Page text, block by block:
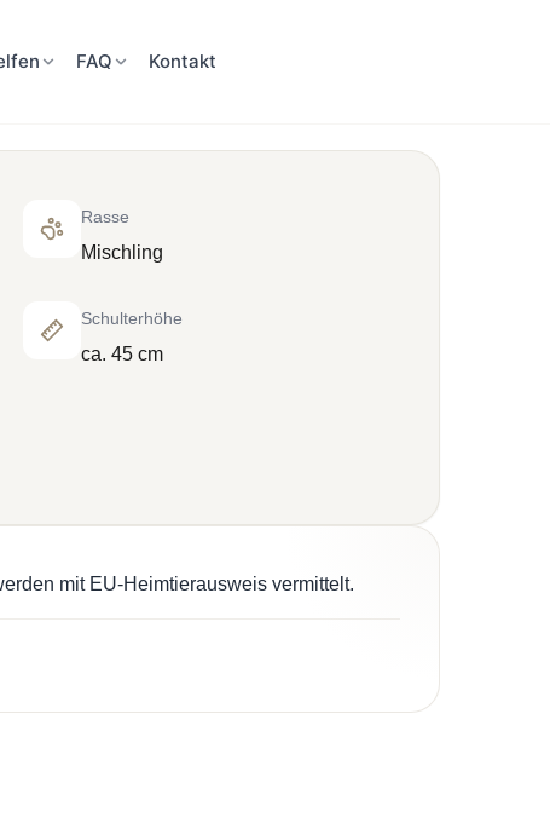
FAQ Kontakt
Rasse
Mischling
Schulterhöhe
ca. 45 cm
mit EU-Heimtierausweis vermittelt.